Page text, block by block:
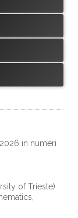
in numeri
of Trieste)